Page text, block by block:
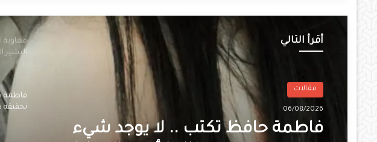
أقرأ التالي
مقالات
06/08/2026
فاطمة حافظ تكتب .. لا يوجد شيء
معاوية
فاطمة
تحقيقه